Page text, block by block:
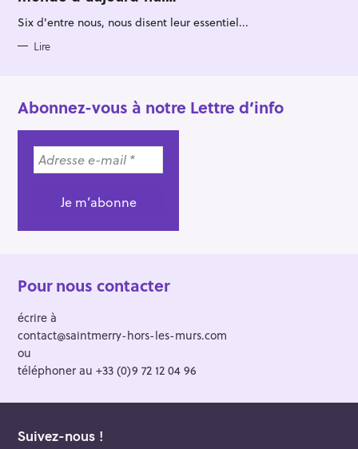
O
R
I
S
Six d'entre nous, nous disent leur essentiel...
Lire
Abonnez-vous à notre Lettre d’info
Pour nous contacter
écrire à
contact@saintmerry-hors-les-murs.com
ou
téléphoner au +33 (0)9 72 12 04 96
Suivez-nous !